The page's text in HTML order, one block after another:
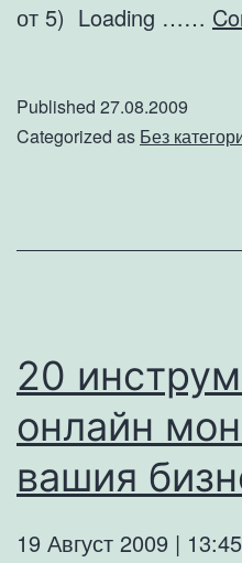
от 5) Loading ……
Published 27.08.2009
Categorized as Без
20
онлайн
вашия
19 Август 2009 |